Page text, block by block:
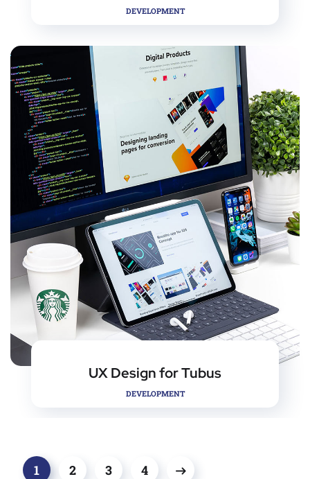
DEVELOPMENT
UX Design for Tubus
DEVELOPMENT
1 2 3 4